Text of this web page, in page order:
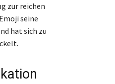
zur reichen
seine
hat sich zu